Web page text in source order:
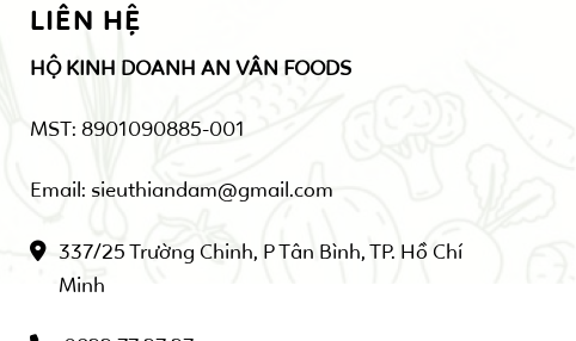
LIÊN HỆ
HỘ KINH DOANH AN VÂN FOODS
MST: 8901090885-001
Email: sieuthiandam@gmail.com
337/25 Trường Chinh, P Tân Bình, TP. Hồ Chí
Minh